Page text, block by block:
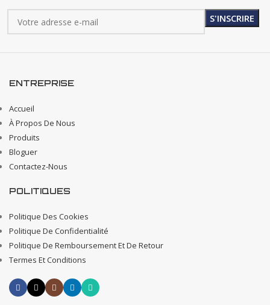
ENTREPRISE
Accueil
À Propos De Nous
Produits
Bloguer
Contactez-Nous
POLITIQUES
Politique Des Cookies
Politique De Confidentialité
Politique De Remboursement Et De Retour
Termes Et Conditions